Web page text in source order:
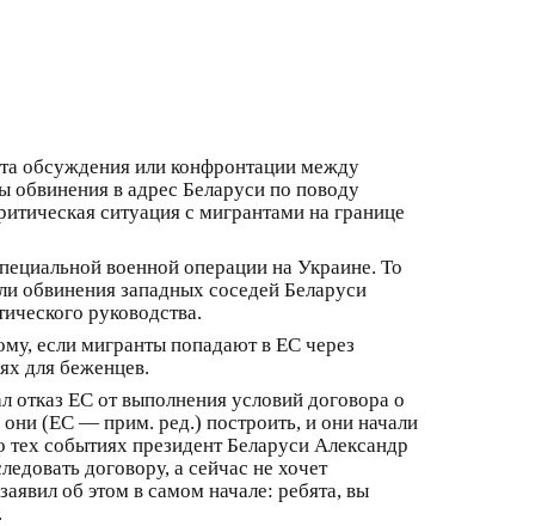
обсуждения или конфронтации между
обвинения в адрес Беларуси по поводу
ситуация с мигрантами на границе
военной операции на Украине. То
обвинения западных соседей Беларуси
руководства.
если мигранты попадают в ЕС через
для беженцев.
отказ ЕС от выполнения условий договора о
(ЕС — прим. ред.) построить, и они начали
событиях президент Беларуси Александр
договору, а сейчас не хочет
об этом в самом начале: ребята, вы